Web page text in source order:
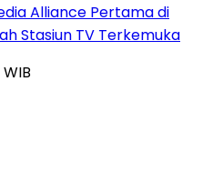
Alliance Pertama di
Stasiun TV Terkemuka